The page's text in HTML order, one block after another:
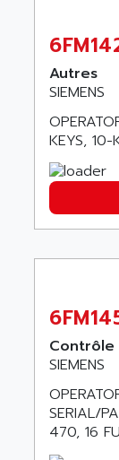
FLEX
S900
LOGO!
RJ3
TSX 21
AIP
AIR ET
AIR
AIR
AIR
AIRMAT
AIRPES
AISA
Autres
SIEMENS
KEYS, 10-
Contrôle
SIEMENS
SERIAL/
470, 16